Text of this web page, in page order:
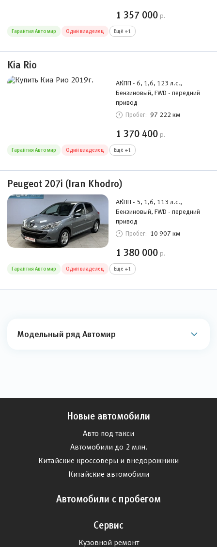
1 357 000 р.
Гарантия Автомир Один владелец Ещё +1
Kia Rio
АКПП - 6, 1,6, 123 л.с.,
Бензиновый, FWD - передний
привод
Пробег: 97 222 км
1 370 400 р.
Гарантия Автомир Один владелец Ещё +1
Peugeot 207i (Iran Khodro)
АКПП - 5, 1,6, 113 л.с.,
Бензиновый, FWD - передний
привод
Пробег: 10 907 км
1 380 000 р.
Гарантия Автомир Один владелец Ещё +1
Модельный ряд Автомир
Новые автомобили
Авто под такси
Автомобили до 2 млн.
Китайские кроссоверы и внедорожники
Китайские автомобили
Автомобили с пробегом
Сервис
Кузовной ремонт